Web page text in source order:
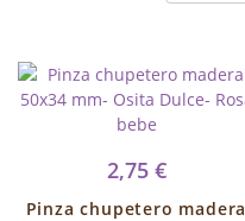
2,75 €
Pinza chupetero madera